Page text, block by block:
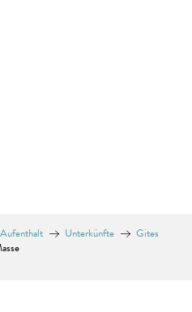
Unterkünfte
Gites